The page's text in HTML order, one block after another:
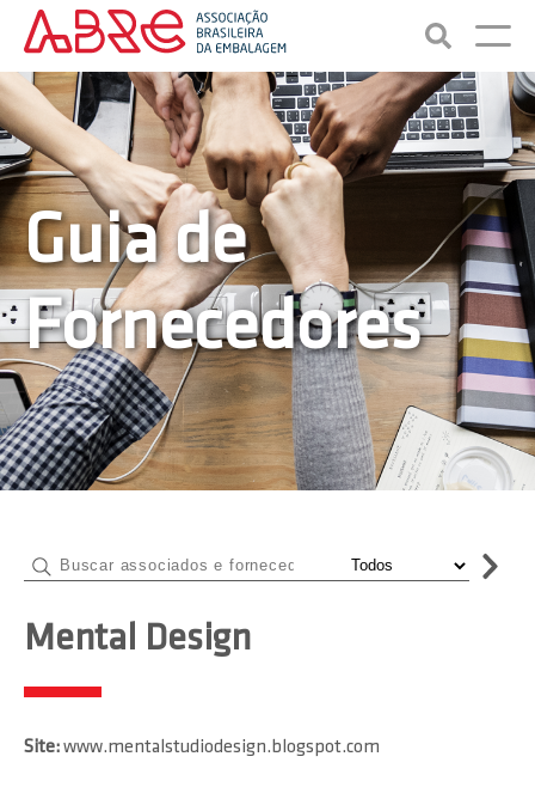
Guia de
Fornecedores
Mental Design
Site:www.mentalstudiodesign.blogspot.com